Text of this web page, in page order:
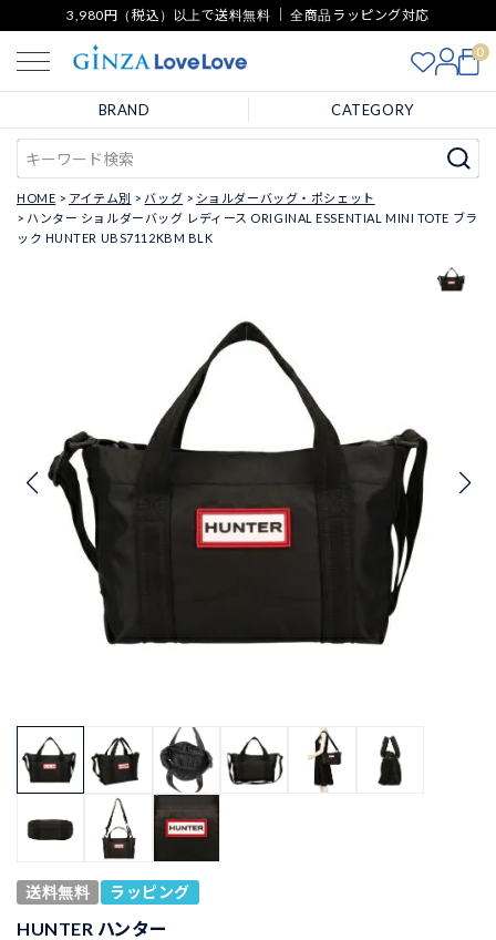
3,980円（税込）以上で送料無料 ｜ 全商品ラッピング対応
0
BRAND CATEGORY
HOME アイテム別 バッグ
ショルダーバッグ・ポシェット
ハンター ショルダーバッグ レディース ORIGINAL ESSENTIAL MINI TOTE ブラ
ック HUNTER UBS7112KBM BLK
送料無料 ラッピング
HUNTER ハンター